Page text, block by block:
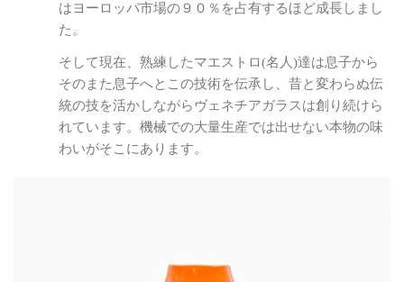
はヨーロッパ市場の９０％を占有するほど成長しまし
た。
そして現在、熟練したマエストロ(名人)達は息子から
そのまた息子へとこの技術を伝承し、昔と変わらぬ伝
統の技を活かしながらヴェネチアガラスは創り続けら
れています。機械での大量生産では出せない本物の味
わいがそこにあります。